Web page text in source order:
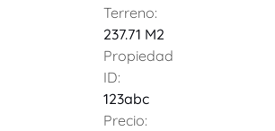
Terreno:
237.71 M2
Propiedad
ID:
123abc
Precio: